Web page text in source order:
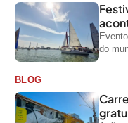
do
BLOG